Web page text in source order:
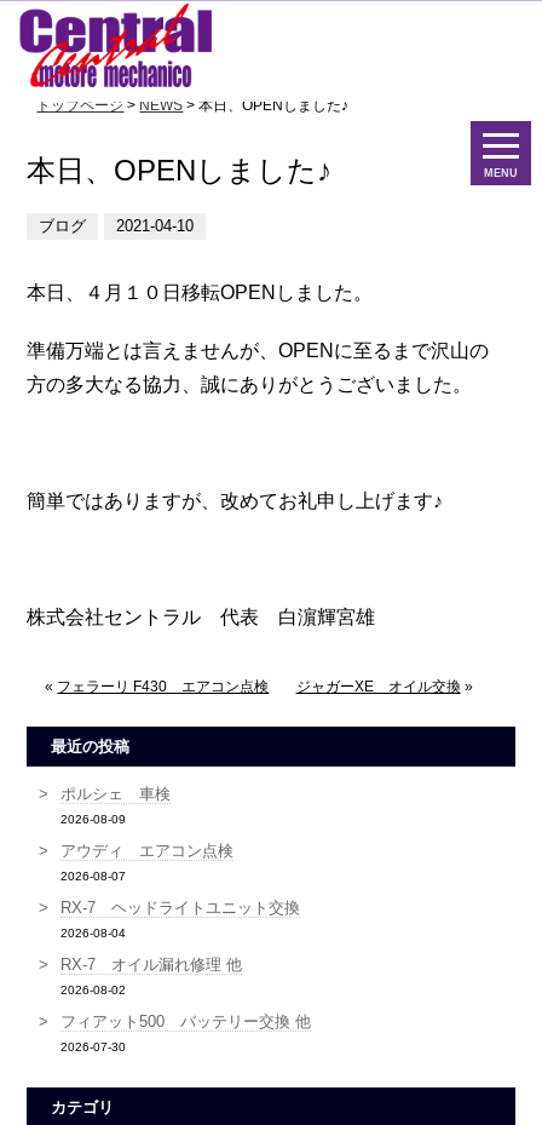
MENU
トップページ > NEWS > 本日、OPENしました♪
本日、OPENしました♪
ブログ 2021-04-10
本日、４月１０日移転OPENしました。
準備万端とは言えませんが、OPENに至るまで沢山の
方の多大なる協力、誠にありがとうございました。
簡単ではありますが、改めてお礼申し上げます♪
株式会社セントラル 代表 白濵輝宮雄
« フェラーリ F430 エアコン点検 ジャガーXE オイル交換»
最近の投稿
ポルシェ 車検
2026-08-09
アウディ エアコン点検
2026-08-07
RX-7 ヘッドライトユニット交換
2026-08-04
RX-7 オイル漏れ修理 他
2026-08-02
フィアット500 バッテリー交換 他
2026-07-30
カテゴリ